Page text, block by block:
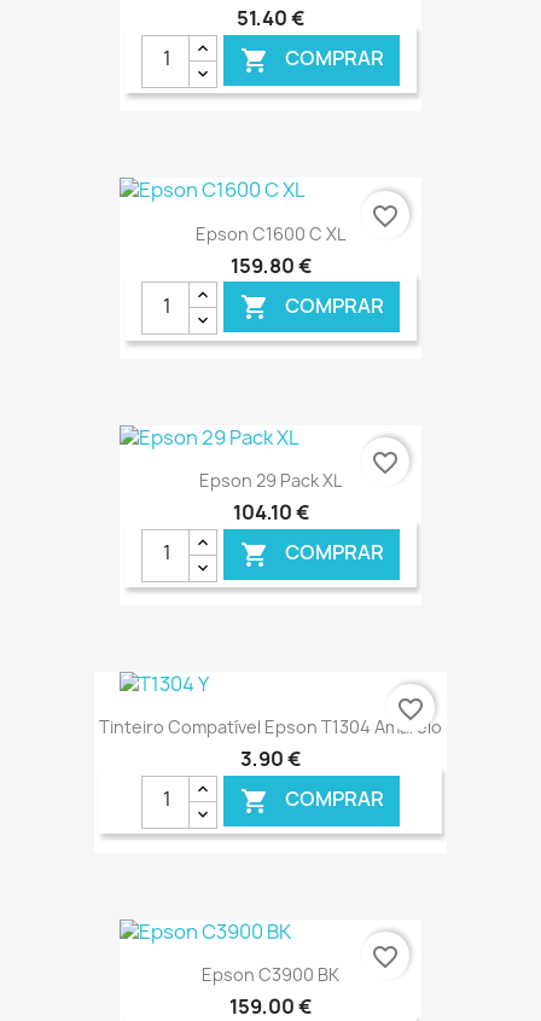
51,40 €
 COMPRAR
€ ONLINE
Epson C1600 C XL
159,80 €
 COMPRAR
€ ONLINE
favorite_border
Epson 29 Pack XL
104,10 €
 COMPRAR
€ ONLINE
favorite_border
Tinteiro Compatível Epson T1304 Amarelo
3,90 €
 COMPRAR
€ ONLINE
favorite_border
Epson C3900 BK
159,00 €
favorite_border